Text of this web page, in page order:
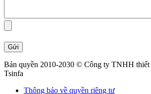
Bản quyền 2010-2030 © Công ty TNHH
Tsinfa
Thông báo về quyền riêng tư